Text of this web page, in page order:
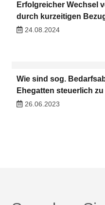
Erfolgreicher Wechsel
durch kurzeitigen
24.08.2024
Wie sind sog.
Ehegatten steuerlich
26.06.2023